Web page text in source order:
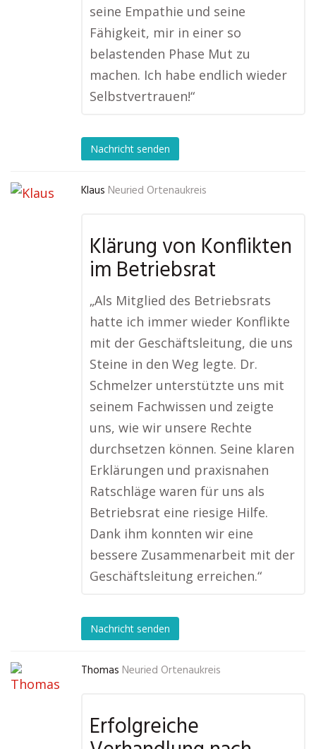
seine Empathie und seine
Fähigkeit, mir in einer so
belastenden Phase Mut zu
machen. Ich habe endlich wieder
Selbstvertrauen!“
Nachricht senden
Klaus Neuried Ortenaukreis
Klärung von Konflikten
im Betriebsrat
„Als Mitglied des Betriebsrats
hatte ich immer wieder Konflikte
mit der Geschäftsleitung, die uns
Steine in den Weg legte. Dr.
Schmelzer unterstützte uns mit
seinem Fachwissen und zeigte
uns, wie wir unsere Rechte
durchsetzen können. Seine klaren
Erklärungen und praxisnahen
Ratschläge waren für uns als
Betriebsrat eine riesige Hilfe.
Dank ihm konnten wir eine
bessere Zusammenarbeit mit der
Geschäftsleitung erreichen.“
Nachricht senden
Thomas Neuried Ortenaukreis
Erfolgreiche